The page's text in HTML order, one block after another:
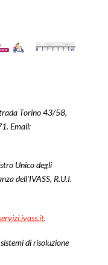
Torino 43/58,
Email:
Unico degli
dell'IVASS, R.U.I.
.
di risoluzione